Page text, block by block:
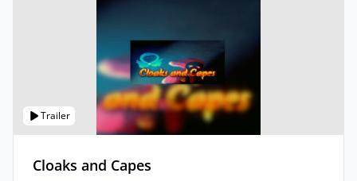
Trailer
Cloaks and Capes